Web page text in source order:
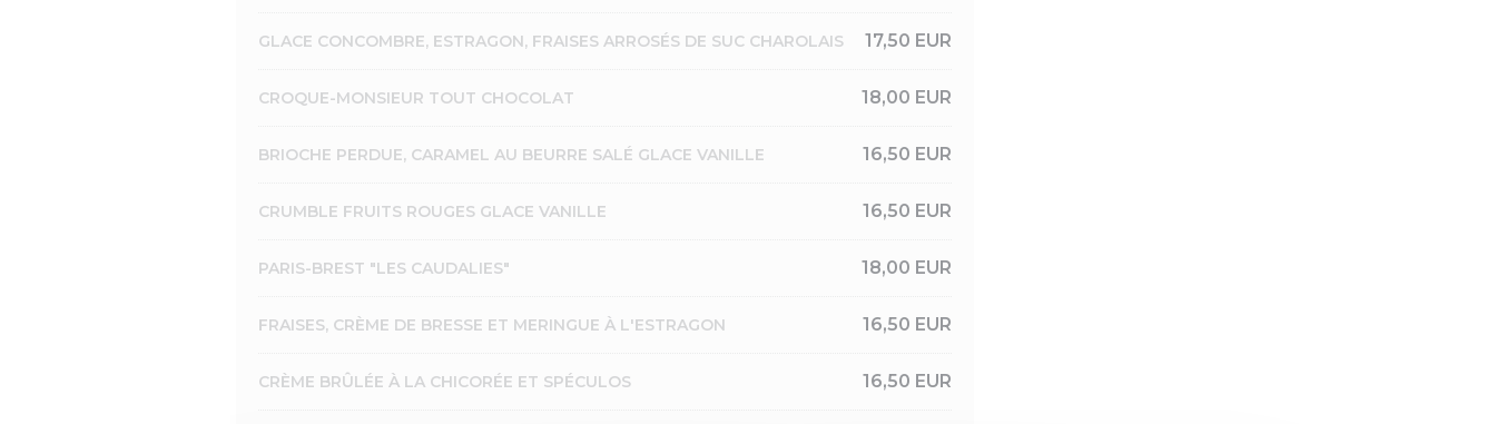
GLACE CONCOMBRE, ESTRAGON, FRAISES ARROSÉS DE SUC CHAROLAIS 17,50 EUR
CROQUE-MONSIEUR TOUT CHOCOLAT 18,00 EUR
BRIOCHE PERDUE, CARAMEL AU BEURRE SALÉ GLACE VANILLE 16,50 EUR
CRUMBLE FRUITS ROUGES GLACE VANILLE 16,50 EUR
PARIS-BREST "LES CAUDALIES" 18,00 EUR
FRAISES, CRÈME DE BRESSE ET MERINGUE À L'ESTRAGON 16,50 EUR
CRÈME BRÛLÉE À LA CHICORÉE ET SPÉCULOS 16,50 EUR